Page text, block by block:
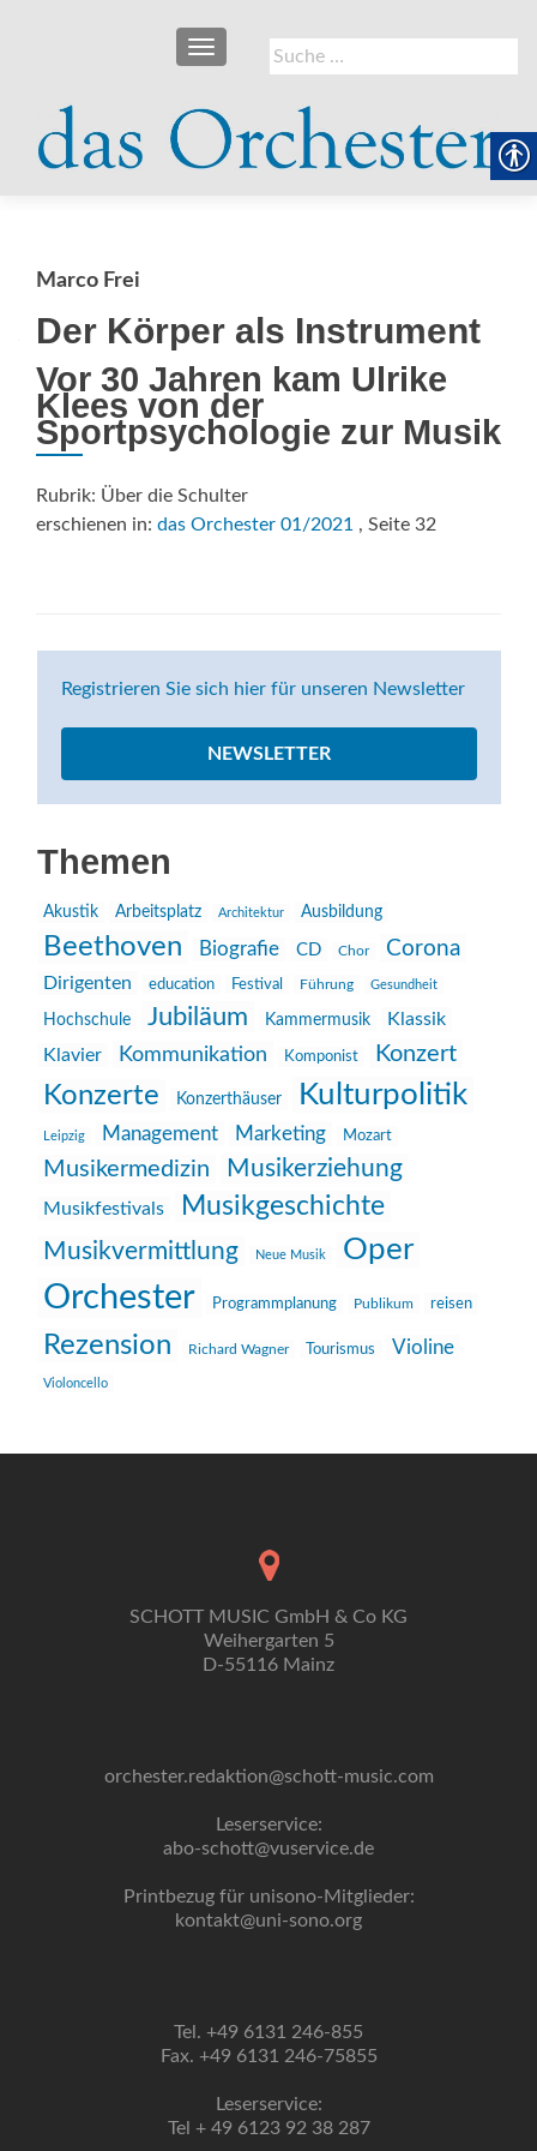
Suche
nach:
SCHALTE NAVIGATION
Marco Frei
Der Körper als Instrument
Vor 30 Jahren kam Ulrike
Klees von der
Sportpsychologie zur Musik
Rubrik: Über die Schulter
erschienen in: das Orchester 01/2021 , Seite 32
Registrieren Sie sich hier für unseren Newsletter
NEWSLETTER
Themen
Akustik Arbeitsplatz Architektur Ausbildung
Beethoven Biografie CD Chor Corona
Dirigenten education Festival Führung Gesundheit
Hochschule Jubiläum Kammermusik
Klassik
Klavier
Kommunikation Komponist Konzert
Konzerte Konzerthäuser Kulturpolitik
Leipzig Management Marketing Mozart
Musikermedizin Musikerziehung
Musikfestivals Musikgeschichte
Musikvermittlung Neue Musik Oper
Orchester Programmplanung Publikum reisen
Rezension Richard Wagner Tourismus Violine
Violoncello
SCHOTT MUSIC GmbH & Co KG
Weihergarten 5
D-55116 Mainz
orchester.redaktion@schott-music.com
Leserservice:
abo-schott@vuservice.de
Printbezug für unisono-Mitglieder:
kontakt@uni-sono.org
Tel. +49 6131 246-855
Fax. +49 6131 246-75855
Leserservice:
Tel + 49 6123 92 38 287